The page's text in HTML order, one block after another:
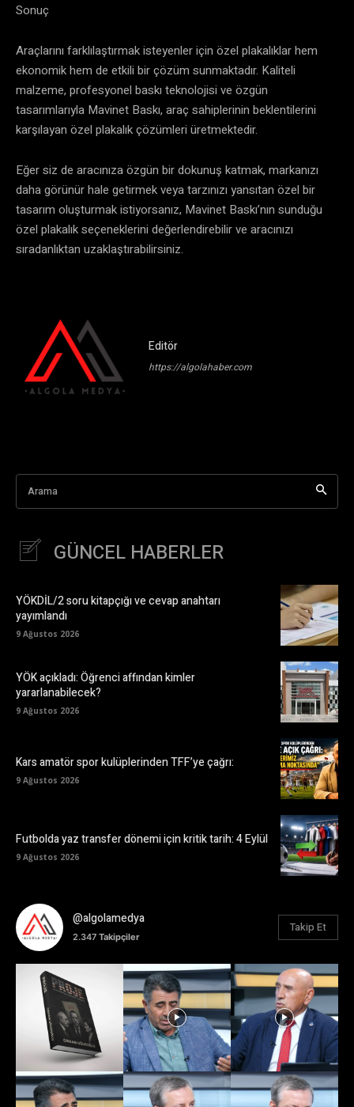
Sonuç
Araçlarını farklılaştırmak isteyenler için özel plakalıklar hem
ekonomik hem de etkili bir çözüm sunmaktadır. Kaliteli
malzeme, profesyonel baskı teknolojisi ve özgün
tasarımlarıyla Mavinet Baskı, araç sahiplerinin beklentilerini
karşılayan özel plakalık çözümleri üretmektedir.
Eğer siz de aracınıza özgün bir dokunuş katmak, markanızı
daha görünür hale getirmek veya tarzınızı yansıtan özel bir
tasarım oluşturmak istiyorsanız, Mavinet Baskı’nın sunduğu
özel plakalık seçeneklerini değerlendirebilir ve aracınızı
sıradanlıktan uzaklaştırabilirsiniz.
Editör
https://algolahaber.com
Arama
GÜNCEL HABERLER
YÖKDİL/2 soru kitapçığı ve cevap anahtarı
yayımlandı
9 Ağustos 2026
YÖK açıkladı: Öğrenci affından kimler
yararlanabilecek?
9 Ağustos 2026
Kars amatör spor kulüplerinden TFF’ye çağrı:
9 Ağustos 2026
Futbolda yaz transfer dönemi için kritik tarih: 4 Eylül
9 Ağustos 2026
@algolamedya
2.347 Takipçiler
Takip Et